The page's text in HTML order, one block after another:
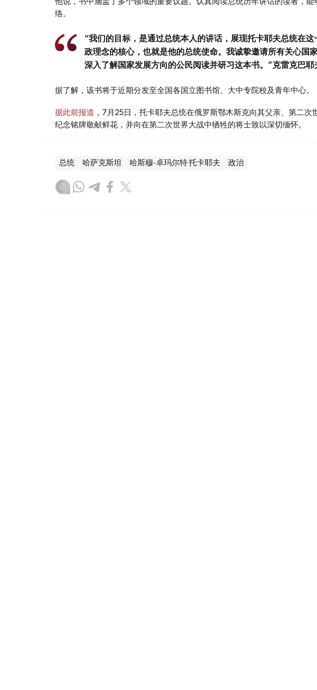
络。
“我们的目标，是通过总统本人的讲话，展现托卡耶夫总统在
政理念的核心，也就是他的总统使命。我诚挚邀请所有关心国
深入了解国家发展方向的公民阅读并研习这本书。”克雷克巴耶
据了解，该书将于近期分发至全国各国立图书馆、大中专院校及青年中心。
据此前报道 ，7月25日，托卡耶夫总统在俄罗斯鄂木斯克向其父亲、第二次
纪念铭牌敬献鲜花，并向在第二次世界大战中牺牲的将士致以深切缅怀。
总统 哈萨克斯坦 哈斯穆-卓玛尔特·托卡耶夫 政治